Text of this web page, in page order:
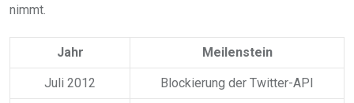
nimmt.
Jahr Meilenstein
Juli 2012 Blockierung der Twitter-API